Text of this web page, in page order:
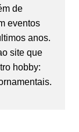
de
eventos
anos.
site que
hobby: